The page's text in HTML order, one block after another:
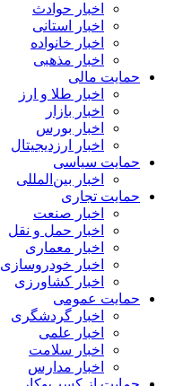
اخبار حوادث
اخبار استانی
اخبار خانواده
اخبار مذهبی
حمایت مالی
اخبار طلا و ارز
اخبار بازار
اخبار بورس
اخبار ارزدیجیتال
حمایت سیاسی
اخبار بین‌المللی
حمایت تجاری
اخبار صنعت
اخبار حمل و نقل
اخبار معماری
اخبار خودروسازی
اخبار کشاورزی
حمایت عمومی
اخبار گردشگری
اخبار علمی
اخبار سلامت
اخبار مدارس